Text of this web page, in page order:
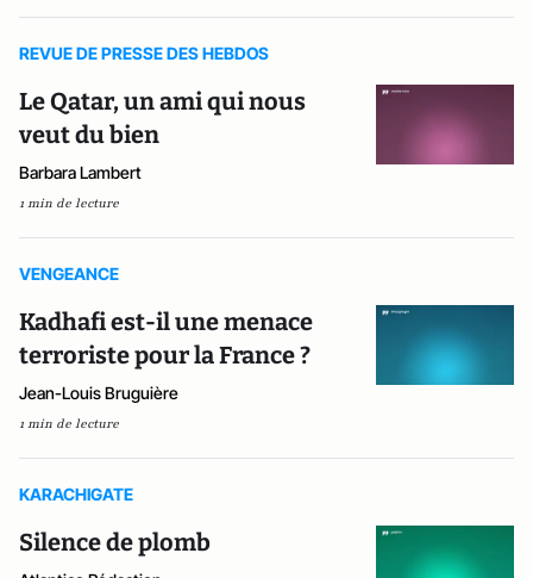
REVUE DE PRESSE DES HEBDOS
Le Qatar, un ami qui nous
veut du bien
Barbara Lambert
1 min de lecture
VENGEANCE
Kadhafi est-il une menace
terroriste pour la France ?
Jean-Louis Bruguière
1 min de lecture
KARACHIGATE
Silence de plomb